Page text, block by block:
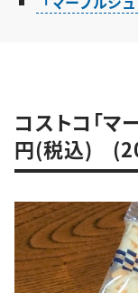
コストコ「マ
円(税込)